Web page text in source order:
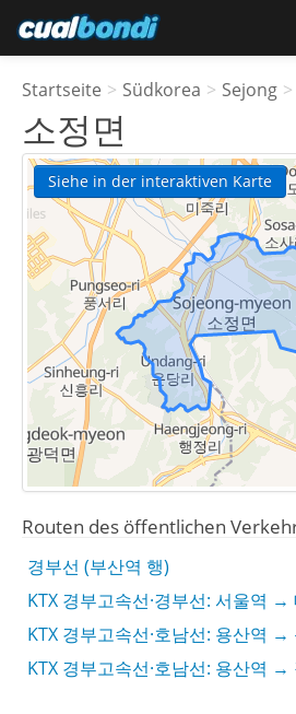
Star-Benutzer
Umfrage
Startseite > Südkorea > Sejong >
소정면
Siehe in der interaktiven Karte
Routen des öffentlichen
경부선 (부산역 행)
KTX 경부고속선·경부선: 서울역 →
KTX 경부고속선·호남선: 용산역 →
KTX 경부고속선·호남선: 용산역 →